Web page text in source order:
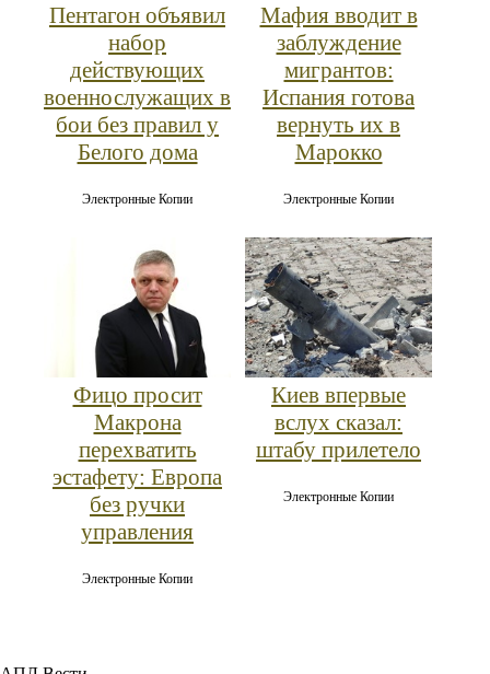
Пентагон объявил
набор
действующих
военнослужащих в
бои без правил у
Белого дома
Электронные Копии
Мафия вводит в
заблуждение
мигрантов:
Испания готова
вернуть их в
Марокко
Электронные Копии
Фицо просит
Макрона
перехватить
эстафету: Европа
без ручки
управления
Электронные Копии
Киев впервые
вслух сказал:
штабу прилетело
Электронные Копии